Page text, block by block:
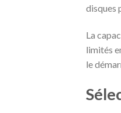
disques
La
limités
le